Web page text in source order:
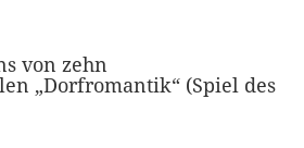
von zehn
„Dorfromantik“ (Spiel des